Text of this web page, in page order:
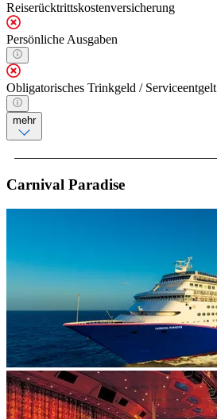
Reiserücktrittskostenversicherung
Persönliche Ausgaben
Obligatorisches Trinkgeld / Serviceentgelt
mehr
Carnival Paradise